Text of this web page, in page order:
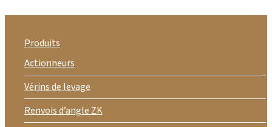
Produits
Actionneurs
Vérins de levage
Renvois d’angle ZK